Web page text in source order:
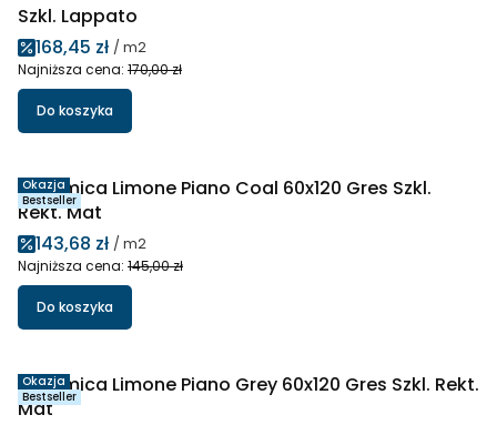
Szkl. Lappato
Cena promocyjna
168,45 zł / m2
Najniższa cena: 170,00 zł
Do koszyka
Okazja
Bestseller
Ceramica Limone Piano Coal 60x120 Gres Szkl.
Rekt. Mat
Cena promocyjna
143,68 zł / m2
Najniższa cena: 145,00 zł
Do koszyka
Okazja
Bestseller
Ceramica Limone Piano Grey 60x120 Gres Szkl. Rekt.
Mat